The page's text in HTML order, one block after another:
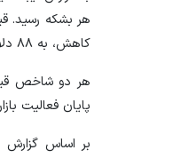
کاهش، به ۸۸ دلار و ۸۱ سنت در هر بشکه رسید.
پایان فعالیت
بر اساس گزارش